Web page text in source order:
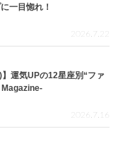
一目惚れ！
2026.7.22
運気UPの12星座別“ファ
Magazine-
2026.7.16